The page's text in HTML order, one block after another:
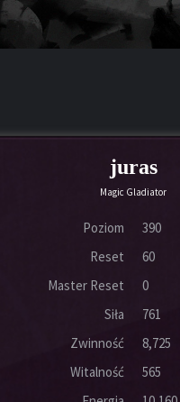
juras
Magic Gladiator
Poziom
390
Reset
60
Master Reset
0
Siła
761
Zwinność
8,725
Witalność
565